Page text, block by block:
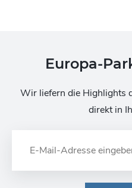
Europa-
Wir liefern die Highlights
direkt in